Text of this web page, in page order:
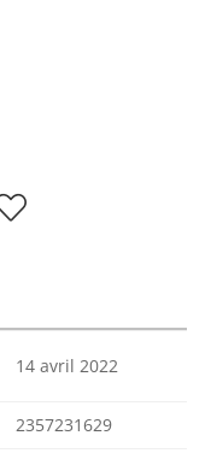
14 avril 2022
2357231629